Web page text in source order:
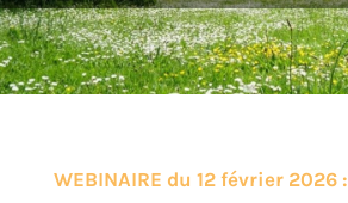
WEBINAIRE du 12 février 2026 :